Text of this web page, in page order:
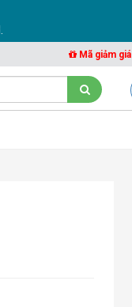
Mã giảm giá